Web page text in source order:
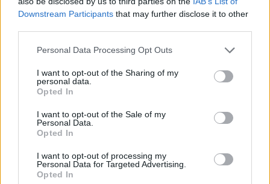
Downstream Participants that may further disclose it to other
Please note that this website/app uses one or more Google
not limited to your visit or usage behaviour. You may click to
grant or deny consent to Google and its third-party tags to
use your data for below specified purposes in below Google
consent section.
Personal Data Processing Opt Outs
I want to opt-out of the Sharing of my
personal data.
Opted In
I want to opt-out of the Sale of my
Personal Data.
Opted In
I want to opt-out of processing my
Personal Data for Targeted Advertising.
Opted In
Alföldi aprólékosan kiszámítva időközönként
idézőjeleket tesz ki, vagy ha tetszik, elidegenítő
effektusokat alkalmaz: a kórusjelenethez például
bejön a színházi karnagy, s szmokingban besegít a
kar együtt tartásába, majd széles gesztussal
megköszöni a tapsot. Később Mefisztó áll be az
árokba dirigálni a karmester mögé. A jelenet végén
kék kabát fordul, fehér széksor gurul, piros kabát
guggol, s máris előttünk a francia trikolór. Éljen
Franciaország! Liberté! Fraternité! Égalité! -
tisztelgünk, s már gördülhet is tovább a sztori.
Valentin és Mefisztó első összecsapásában a sátán
körtűzzel védelmezi magát. A fölmutatott kereszt